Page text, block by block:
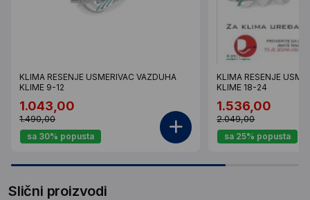
KLIMA RESENJE USMERIVAC VAZDUHA
KLIME 9-12
1.043,00
1.490,00
sa 30% popusta
KLIMA RESENJE
KLIME 18-24
1.536,00
2.049,00
sa 25% popusta
Slični proizvodi